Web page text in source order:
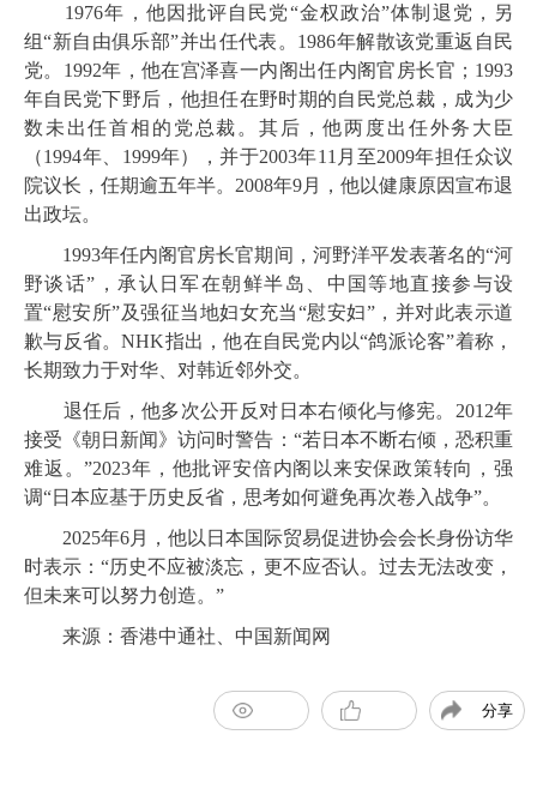
1976年，他因批评自民党“金权政治”体制退党，另
组“新自由俱乐部”并出任代表。1986年解散该党重返自民
党。1992年，他在宫泽喜一内阁出任内阁官房长官；1993
年自民党下野后，他担任在野时期的自民党总裁，成为少
数未出任首相的党总裁。其后，他两度出任外务大臣
（1994年、1999年），并于2003年11月至2009年担任众议
院议长，任期逾五年半。2008年9月，他以健康原因宣布退
出政坛。
1993年任内阁官房长官期间，河野洋平发表著名的“河
野谈话”，承认日军在朝鲜半岛、中国等地直接参与设
置“慰安所”及强征当地妇女充当“慰安妇”，并对此表示道
歉与反省。NHK指出，他在自民党内以“鸽派论客”着称，
长期致力于对华、对韩近邻外交。
退任后，他多次公开反对日本右倾化与修宪。2012年
接受《朝日新闻》访问时警告：“若日本不断右倾，恐积重
难返。”2023年，他批评安倍内阁以来安保政策转向，强
调“日本应基于历史反省，思考如何避免再次卷入战争”。
2025年6月，他以日本国际贸易促进协会会长身份访华
时表示：“历史不应被淡忘，更不应否认。过去无法改变，
但未来可以努力创造。”
来源： 香港中通社 、中国新闻网
分享